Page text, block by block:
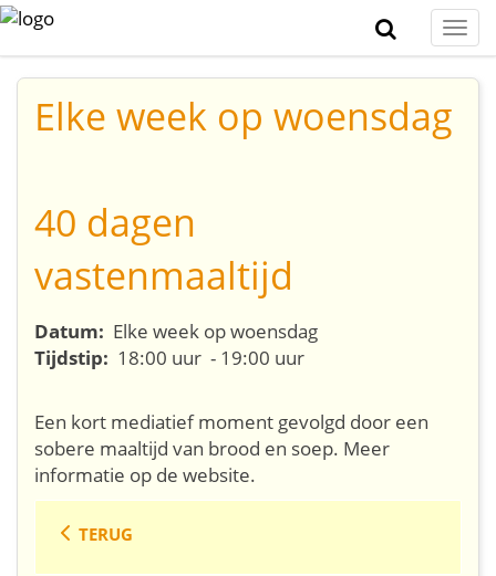
Elke week op woensdag
40 dagen
vastenmaaltijd
Datum: Elke week op woensdag
Tijdstip: 18:00 uur - 19:00 uur
Een kort mediatief moment gevolgd door een
sobere maaltijd van brood en soep. Meer
informatie op de website.
TERUG